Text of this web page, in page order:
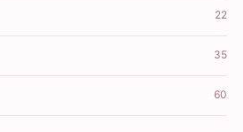
22
35
60